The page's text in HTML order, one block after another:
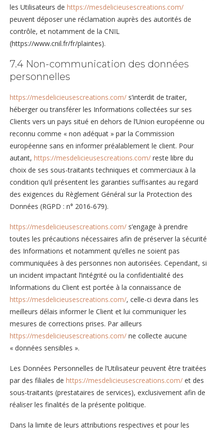
les Utilisateurs de https://mesdelicieusescreations.com/
peuvent déposer une réclamation auprès des autorités de
contrôle, et notamment de la CNIL
(https://www.cnil.fr/fr/plaintes).
7.4 Non-communication des données
personnelles
https://mesdelicieusescreations.com/ s’interdit de traiter,
héberger ou transférer les Informations collectées sur ses
Clients vers un pays situé en dehors de l’Union européenne ou
reconnu comme « non adéquat » par la Commission
européenne sans en informer préalablement le client. Pour
autant, https://mesdelicieusescreations.com/ reste libre du
choix de ses sous-traitants techniques et commerciaux à la
condition qu’il présentent les garanties suffisantes au regard
des exigences du Règlement Général sur la Protection des
Données (RGPD : n° 2016-679).
https://mesdelicieusescreations.com/ s’engage à prendre
toutes les précautions nécessaires afin de préserver la sécurité
des Informations et notamment qu’elles ne soient pas
communiquées à des personnes non autorisées. Cependant, si
un incident impactant l’intégrité ou la confidentialité des
Informations du Client est portée à la connaissance de
https://mesdelicieusescreations.com/, celle-ci devra dans les
meilleurs délais informer le Client et lui communiquer les
mesures de corrections prises. Par ailleurs
https://mesdelicieusescreations.com/ ne collecte aucune
« données sensibles ».
Les Données Personnelles de l’Utilisateur peuvent être traitées
par des filiales de https://mesdelicieusescreations.com/ et des
sous-traitants (prestataires de services), exclusivement afin de
réaliser les finalités de la présente politique.
Dans la limite de leurs attributions respectives et pour les